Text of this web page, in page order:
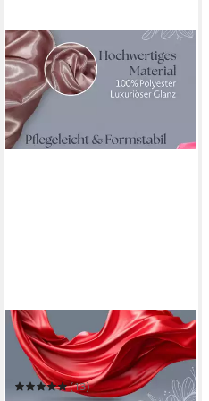
JIREX TRADING COMPANY
Stoff Satin Meterware für
Deko,Basteln,Kleidung
150cm breit UNI
(13)